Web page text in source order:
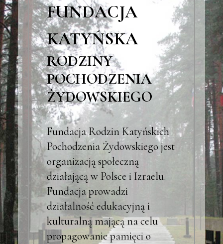
SEARCH
FUNDACJA
KATYŃSKA
RODZINY
POCHODZENIA
ŻYDOWSKIEGO
Fundacja Rodzin Katyńskich
Pochodzenia Żydowskiego jest
organizacją społeczną
działającą w Polsce i Izraelu.
Fundacja prowadzi
działalność edukacyjną i
kulturalną mającą na celu
propagowanie pamięci o